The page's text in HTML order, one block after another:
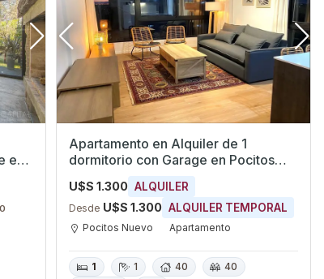
en
Apartamento en Alquiler de 1
dormitorio con Garage en Pocitos
Nuevo, Montevideo
U$S 1.300 ALQUILER
Desde U$S 1.300 ALQUILER TEMPORAL
Pocitos Nuevo Apartamento
1 1 40
40